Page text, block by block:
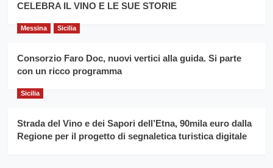
CELEBRA IL VINO E LE SUE STORIE
Messina Sicilia
Consorzio Faro Doc, nuovi vertici alla guida. Si parte
con un ricco programma
Sicilia
Strada del Vino e dei Sapori dell’Etna, 90mila euro dalla
Regione per il progetto di segnaletica turistica digitale